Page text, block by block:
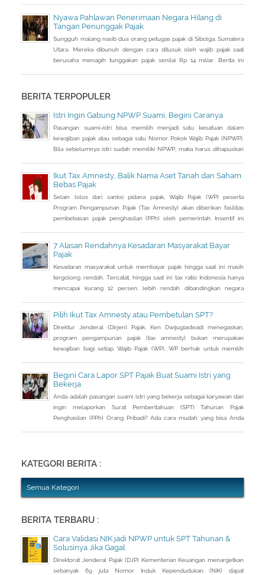
seorang ulama bernama Abu Yusuf yang diminta untuk menulis
sebuah buku komprehensif yang dapat
Nyawa Pahlawan Penerimaan Negara Hilang di
Tangan Penunggak Pajak
Sungguh malang nasib dua orang petugas pajak di Sibolga, Sumatera
Utara. Mereka dibunuh dengan cara ditusuk oleh wajib pajak saat
berusaha menagih tunggakan pajak senilai Rp 14 miliar. Berita ini
melaporkan anak buahnya ini gugur saat melaksanakan tugas.
BERITA TERPOPULER
Istri Ingin Gabung NPWP Suami, Begini Caranya
Pasangan suami-istri bisa memilih menjadi satu kesatuan dalam
kewajiban pajak atau sebagai satu Nomor Pokok Wajib Pajak (NPWP).
Bila sebelumnya istri sudah memiliki NPWP, maka harus dihapuskan
Ikut Tax Amnesty, Balik Nama Aset Tanah dan Saham
Bebas Pajak
Selain lolos dari sanksi pidana pajak, Wajib Pajak (WP) peserta
Program Pengampunan Pajak (Tax Amnesty) akan diberikan fasilitas
pembebasan pajak penghasilan (PPh) oleh pemerintah. Insentif ini
7 Alasan Rendahnya Kesadaran Masyarakat Bayar
Pajak
Kesadaran masyarakat untuk membayar pajak hingga saat ini masih
tergolong rendah. Tercatat, hingga saat ini tax ratio Indonesia hanya
mencapai kurang 12 persen, lebih rendah dibandingkan negara
Pilih Ikut Tax Amnesty atau Pembetulan SPT?
Direktur Jenderal (Dirjen) Pajak, Ken Dwijugiasteadi menegaskan,
program pengampunan pajak (tax amnesty) bukan merupakan
kewajiban bagi setiap Wajib Pajak (WP). WP berhak untuk memilih
pengusutan nilai wajar harta.
Begini Cara Lapor SPT Pajak Buat Suami Istri yang
Bekerja
Anda adalah pasangan suami istri yang bekerja sebagai karyawan dan
ingin melaporkan Surat Pemberitahuan (SPT) Tahunan Pajak
Penghasilan (PPh) Orang Pribadi? Ada cara mudah yang bisa Anda
suami atau istri
KATEGORI BERITA :
Semua Kategori
BERITA TERBARU :
Cara Validasi NIK jadi NPWP untuk SPT Tahunan &
Solusinya Jika Gagal
Direktorat Jenderal Pajak (DJP) Kementerian Keuangan menargetkan
sebanyak 69 juta Nomor Induk Kependudukan (NIK) dapat